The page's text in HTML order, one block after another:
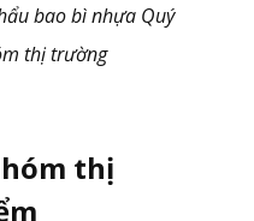
bao bì nhựa Quý
thị trường
thị